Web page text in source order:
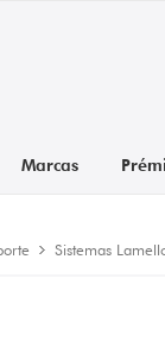
Marcas
Sistemas